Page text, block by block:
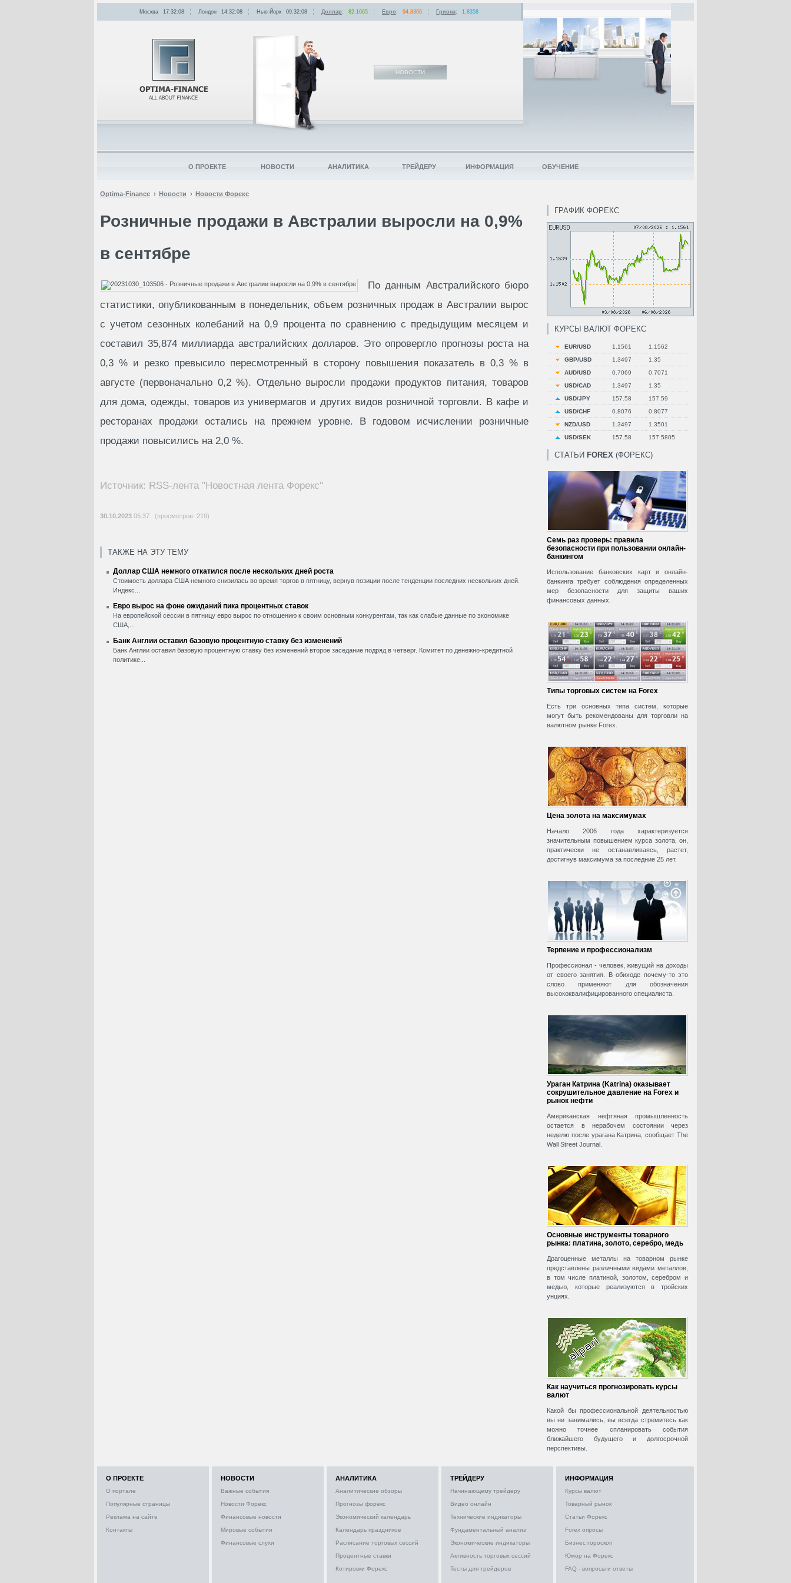
Optima-Finance Новости Новости Форекс
Розничные продажи в Австралии выросли на 0,9%
в сентябре
По данным Австралийского бюро
статистики, опубликованным в понедельник, объем розничных продаж в Австралии вырос
с учетом сезонных колебаний на 0,9 процента по сравнению с предыдущим месяцем и
составил 35,874 миллиарда австралийских долларов. Это опровергло прогнозы роста на
0,3 % и резко превысило пересмотренный в сторону повышения показатель в 0,3 % в
августе (первоначально 0,2 %). Отдельно выросли продажи продуктов питания, товаров
для дома, одежды, товаров из универмагов и других видов розничной торговли. В кафе и
ресторанах продажи остались на прежнем уровне. В годовом исчислении розничные
продажи повысились на 2,0 %.
Источник: RSS-лента "Новостная лента Форекс"
30.10.2023 05:37 (просмотров: 219)
ТАКЖЕ НА ЭТУ ТЕМУ
Доллар США немного откатился после нескольких дней роста
Стоимость доллара США немного снизилась во время торгов в пятницу, вернув позиции после тенденции последних нескольких дней.
Индекс...
Евро вырос на фоне ожиданий пика процентных ставок
На европейской сессии в пятницу евро вырос по отношению к своим основным конкурентам, так как слабые данные по экономике
США,...
Банк Англии оставил базовую процентную ставку без изменений
Банк Англии оставил базовую процентную ставку без изменений второе заседание подряд в четверг. Комитет по денежно-кредитной
политике...
ГРАФИК ФОРЕКС
КУРСЫ ВАЛЮТ ФОРЕКС
EUR/USD 1.1561
1.1562
GBP/USD
1.3497
1.35
AUD/USD
0.7069
0.7071
USD/CAD
1.3497
1.35
USD/JPY
157.58
157.59
USD/CHF
0.8076
0.8077
NZD/USD
1.3497
1.3501
USD/SEK
157.58 157.5805
СТАТЬИ FOREX (ФОРЕКС)
Семь раз проверь: правила
безопасности при пользовании онлайн-
банкингом
Использование банковских карт и онлайн-
банкинга требует соблюдения определенных
мер безопасности для защиты ваших
финансовых данных.
Типы торговых систем на Forex
Есть три основных типа систем, которые
могут быть рекомендованы для торговли на
валютном рынке Forex.
Цена золота на максимумах
Начало 2006 года характеризуется
значительным повышением курса золота, он,
практически не останавливаясь, растет,
достигнув максимума за последние 25 лет.
Терпение и профессионализм
Профессионал - человек, живущий на доходы
от своего занятия. В обиходе почему-то это
слово применяют для обозначения
высококвалифицированного специалиста.
Ураган Катрина (Katrina) оказывает
сокрушительное давление на Forex и
рынок нефти
Американская нефтяная промышленность
остается в нерабочем состоянии через
неделю после урагана Катрина, сообщает The
Wall Street Journal.
Основные инструменты товарного
рынка: платина, золото, серебро, медь
Драгоценные металлы на товарном рынке
представлены различными видами металлов,
в том числе платиной, золотом, серебром и
медью, которые реализуются в тройских
унциях.
Как научиться прогнозировать курсы
валют
Какой бы профессиональной деятельностью
вы ни занимались, вы всегда стремитесь как
можно точнее спланировать события
ближайшего будущего и долгосрочной
перспективы.
НОВОСТИ
Москва 17:32:08 Лондон 14:32:08 Нью-Йорк 09:32:08 Доллар: 82.1665 Евро: 94.8366 Гривна: 1.8358
О ПРОЕКТЕ НОВОСТИ АНАЛИТИКА ТРЕЙДЕРУ ИНФОРМАЦИЯ ОБУЧЕНИЕ
О ПРОЕКТЕ
О портале
Популярные страницы
Реклама на сайте
Контакты
НОВОСТИ
Важные события
Новости Форекс
Финансовые новости
Мировые события
Финансовые слухи
АНАЛИТИКА
Аналитические обзоры
Прогнозы форекс
Экономический календарь
Календарь праздников
Расписание торговых сессий
Процентные ставки
Котировки Форекс
ТРЕЙДЕРУ
Начинающему трейдеру
Видео онлайн
Технические индикаторы
Фундаментальный анализ
Экономические индикаторы
Активность торговых сессий
Тесты для трейдеров
ИНФОРМАЦИЯ
Курсы валют
Товарный рынок
Статьи Форекс
Forex опросы
Бизнес гороскоп
Юмор на Форекс
FAQ - вопросы и ответы